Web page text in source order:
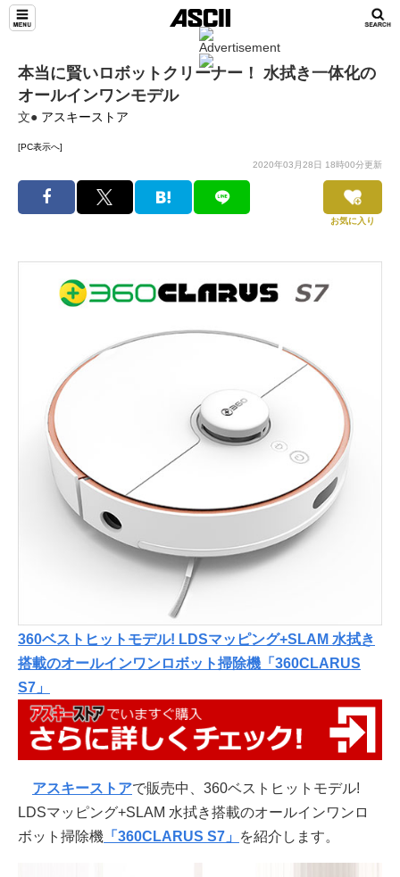
本当に賢いロボットクリーナー！ 水拭き一体化の
オールインワンモデル
文● アスキーストア
[PC表示へ]
2020年03月28日 18時00分更新
お気に入り
360ベストヒットモデル! LDSマッピング+SLAM 水拭き
搭載のオールインワンロボット掃除機「360CLARUS
S7」
アスキーストアで販売中、360ベストヒットモデル!
LDSマッピング+SLAM 水拭き搭載のオールインワンロ
ボット掃除機 「360CLARUS S7」 を紹介します。